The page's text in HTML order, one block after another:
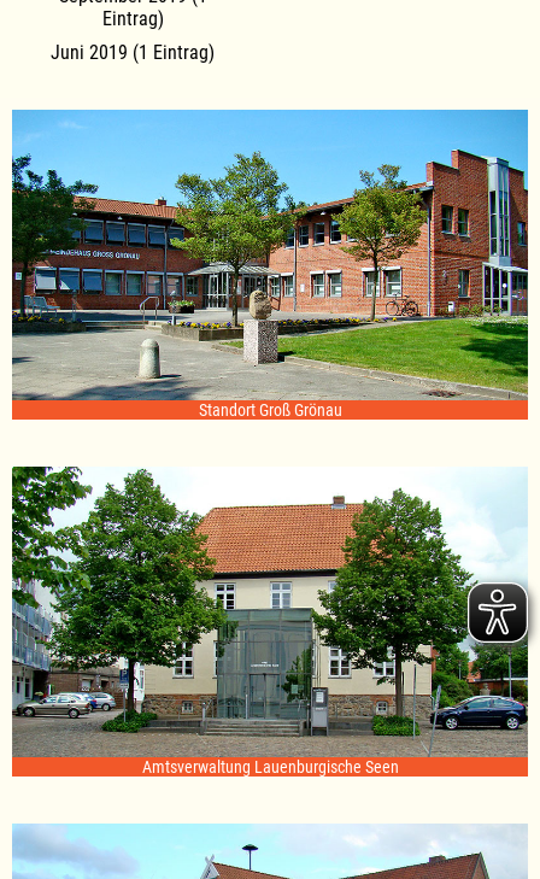
Eintrag)
Juni 2019 (1 Eintrag)
Standort Groß Grönau
Amtsverwaltung Lauenburgische Seen